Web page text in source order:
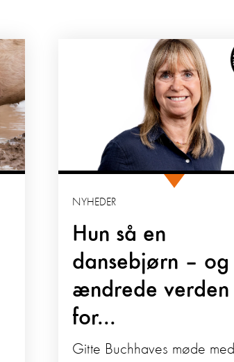
Hun så en
dansebjørn – og
ændrede verden
for...
NYHEDER
Gitte Buchhaves møde med